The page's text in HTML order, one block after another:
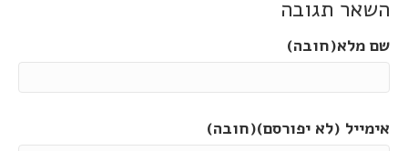
השאר תגובה
שם מלא(חובה)
אימייל (לא יפורסם)(חובה)